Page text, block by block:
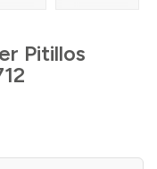
Pitillos